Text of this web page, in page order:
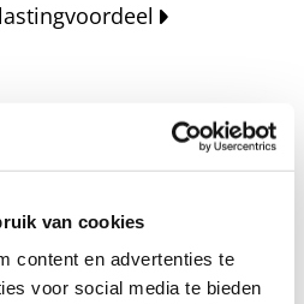
van cookies
content en advertenties te
voor social media te bieden
laatste nieuws, verhalen,
rondom Kansfonds